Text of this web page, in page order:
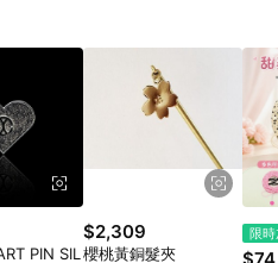
PIN SIL
$2,309
櫻桃黃銅髮夾
限